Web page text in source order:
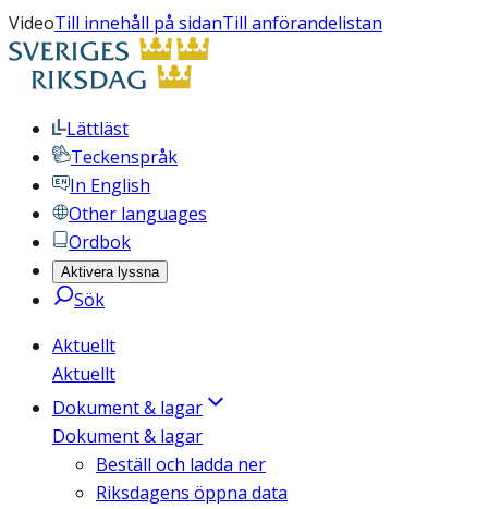
VideoTill innehåll på sidanTill anförandelistan
Lättläst
Teckenspråk
In English
Other languages
Ordbok
Aktivera lyssna
Sök
Aktuellt
Aktuellt
Dokument & lagar
Dokument & lagar
Beställ och ladda ner
Riksdagens öppna data